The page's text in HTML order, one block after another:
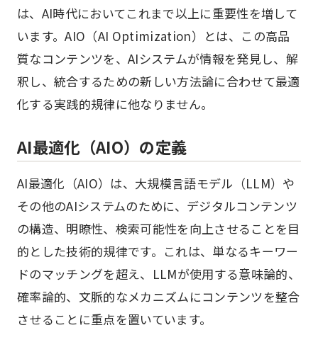
は、AI時代においてこれまで以上に重要性を増して
います。AIO（AI Optimization）とは、この高品
質なコンテンツを、AIシステムが情報を発見し、解
釈し、統合するための新しい方法論に合わせて最適
化する実践的規律に他なりません。
AI最適化（AIO）の定義
AI最適化（AIO）は、大規模言語モデル（LLM）や
その他のAIシステムのために、デジタルコンテンツ
の構造、明瞭性、検索可能性を向上させることを目
的とした技術的規律です。これは、単なるキーワー
ドのマッチングを超え、LLMが使用する意味論的、
確率論的、文脈的なメカニズムにコンテンツを整合
させることに重点を置いています。